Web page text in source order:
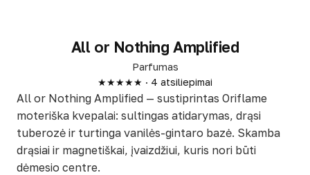
All or Nothing Amplified
Parfumas
★★★★★ · 4 atsiliepimai
All or Nothing Amplified — sustiprintas Oriflame
moteriška kvepalai: sultingas atidarymas, drąsi
tuberozė ir turtinga vanilės-gintaro bazė. Skamba
drąsiai ir magnetiškai, įvaizdžiui, kuris nori būti
dėmesio centre.